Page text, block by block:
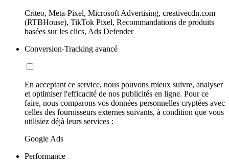
Criteo, Meta-Pixel, Microsoft Advertising, creativecdn.com
(RTBHouse), TikTok Pixel, Recommandations de produits
basées sur les clics, Ads Defender
Conversion-Tracking avancé
En acceptant ce service, nous pouvons mieux suivre, analyser
et optimiser l'efficacité de nos publicités en ligne. Pour ce
faire, nous comparons vos données personnelles cryptées avec
celles des fournisseurs externes suivants, à condition que vous
utilisiez déjà leurs services :
Google Ads
Performance